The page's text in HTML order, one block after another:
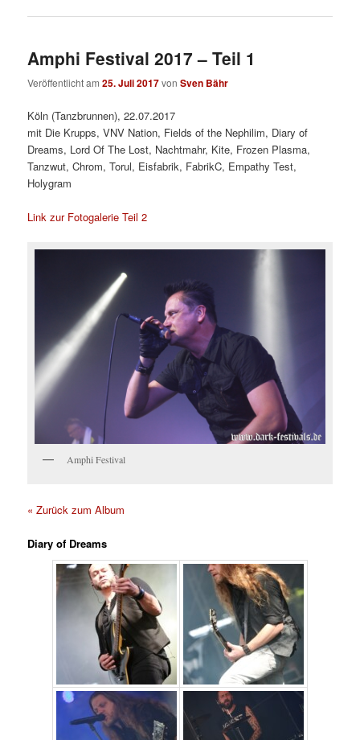
Amphi Festival 2017 – Teil 1
Veröffentlicht am25. Juli 2017vonSven Bähr
Köln (Tanzbrunnen), 22.07.2017
mit Die Krupps, VNV Nation, Fields of the Nephilim, Diary of
Dreams, Lord Of The Lost, Nachtmahr, Kite, Frozen Plasma,
Tanzwut, Chrom, Torul, Eisfabrik, FabrikC, Empathy Test,
Holygram
Link zur Fotogalerie Teil 2
Amphi Festival
« Zurück zum Album
Diary of Dreams